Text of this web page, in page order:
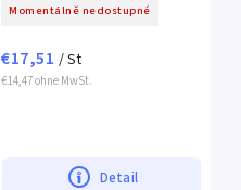
Momentálně nedostupné
€14,47 ohne MwSt.
€17,51 / St
Detail